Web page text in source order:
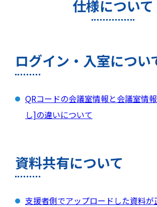
仕様について
ログイン・入室につい
QRコードの会議室情報と会議室情
し]の違いについて
資料共有について
支援者側でアップロードした資料